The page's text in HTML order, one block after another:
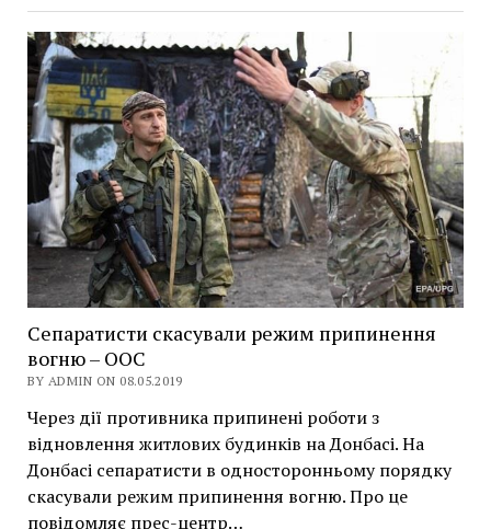
Сепаратисти скасували режим припинення
вогню – ООС
BY ADMIN ON 08.05.2019
Через дії противника припинені роботи з
відновлення житлових будинків на Донбасі. На
Донбасі сепаратисти в односторонньому порядку
скасували режим припинення вогню. Про це
повідомляє прес-центр…